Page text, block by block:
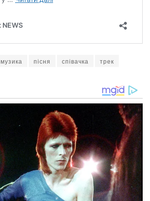
музика пісня співачка трек